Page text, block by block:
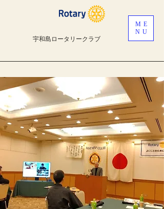
宇和島ロータリークラブ
ME
NU